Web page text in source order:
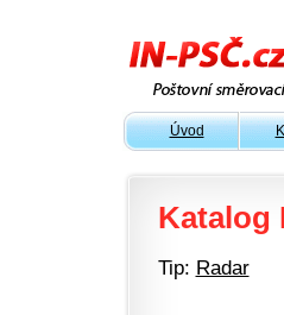
Úvod
Katalog
Tip: Radar